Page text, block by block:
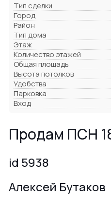
Тип сделки
Город
Район
Тип дома
Этаж
Количество этажей
Общая площадь
Высота потолков
Удобства
Парковка
Вход
Продам ПСН
id 5938
Алексей Бутаков